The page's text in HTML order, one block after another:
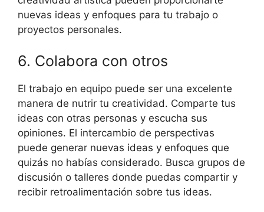
nuevas ideas y enfoques para tu trabajo o
proyectos personales.
6. Colabora con otros
El trabajo en equipo puede ser una excelente
manera de nutrir tu creatividad. Comparte tus
ideas con otras personas y escucha sus
opiniones. El intercambio de perspectivas
puede generar nuevas ideas y enfoques que
quizás no habías considerado. Busca grupos de
discusión o talleres donde puedas compartir y
recibir retroalimentación sobre tus ideas.